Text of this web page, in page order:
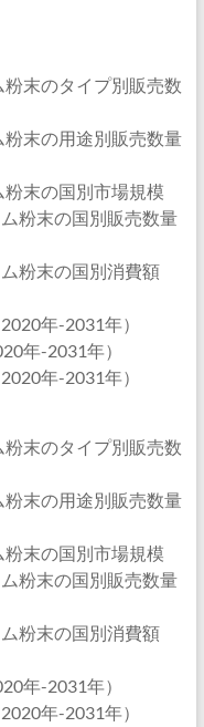
末のタイプ別販売数
末の用途別販売数量
末の国別市場規模
粉末の国別販売数量
粉末の国別消費額
年-2031年）
年-2031年）
年-2031年）
末のタイプ別販売数
末の用途別販売数量
末の国別市場規模
粉末の国別販売数量
粉末の国別消費額
年-2031年）
年-2031年）